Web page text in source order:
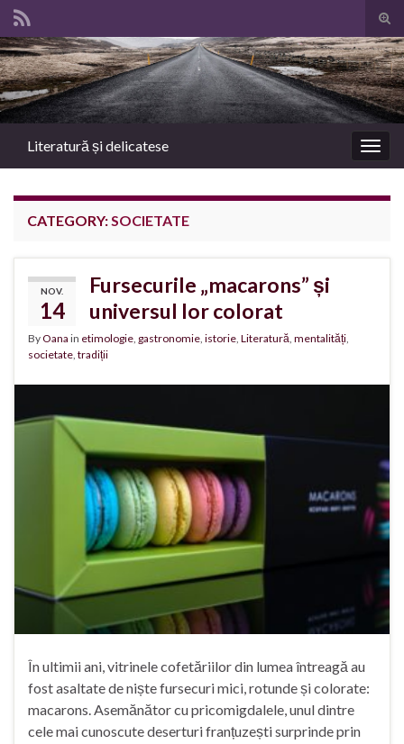
Search for:
Literatură și delicatese
CATEGORY: SOCIETATE
NOV.
14
Fursecurile „macarons” și
universul lor colorat
ByOana in etimologie gastronomie istorie Literatură mentalități
societate tradiții
În ultimii ani, vitrinele cofetăriilor din lumea întreagă au
fost asaltate de niște fursecuri mici, rotunde și colorate:
macarons. Asemănător cu pricomigdalele, unul dintre
cele mai cunoscute deserturi franțuzești surprinde prin